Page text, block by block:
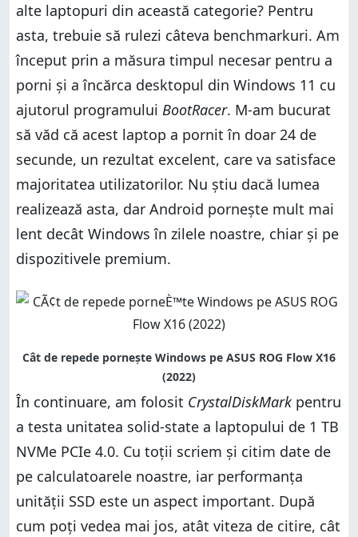
alte laptopuri din această categorie? Pentru
asta, trebuie să rulezi câteva benchmarkuri. Am
început prin a măsura timpul necesar pentru a
porni și a încărca desktopul din Windows 11 cu
ajutorul programului BootRacer. M-am bucurat
să văd că acest laptop a pornit în doar 24 de
secunde, un rezultat excelent, care va satisface
majoritatea utilizatorilor. Nu știu dacă lumea
realizează asta, dar Android pornește mult mai
lent decât Windows în zilele noastre, chiar și pe
dispozitivele premium.
În continuare, am folosit CrystalDiskMarkpentru
a testa unitatea solid-state a laptopului de 1 TB
NVMe PCIe 4.0. Cu toții scriem și citim date de
pe calculatoarele noastre, iar performanța
unității SSD este un aspect important. După
cum poți vedea mai jos, atât viteza de citire, cât